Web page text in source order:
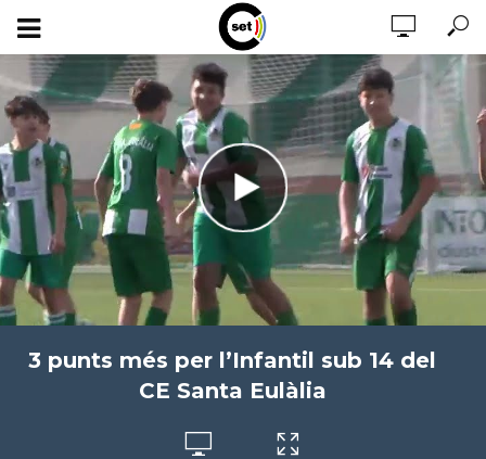
3 punts més per l’Infantil sub 14 del
CE Santa Eulàlia